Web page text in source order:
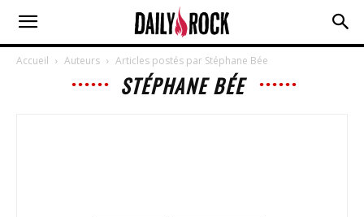
Accueil Auteurs Articles postés par Stéphane Bée
STÉPHANE BÉE